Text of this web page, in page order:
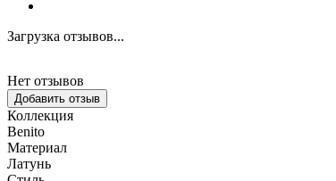
Загрузка отзывов...
Нет отзывов
Добавить отзыв
Коллекция
Benito
Материал
Латунь